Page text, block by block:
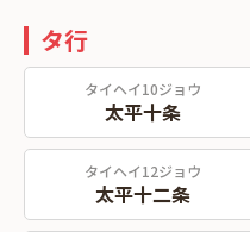
タ行
タイヘイ10ジョウ
太平十条
タイヘイ12ジョウ
太平十二条